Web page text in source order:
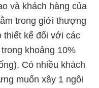
và khách hàng của
trong giới thượng
thiết kế đối với các
khoảng 10%
Có nhiều khách
muốn xây 1 ngôi